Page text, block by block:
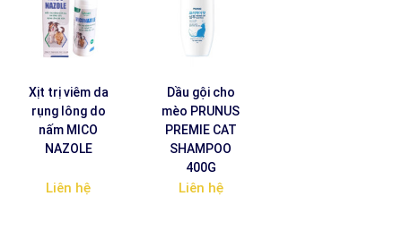
Xịt trị viêm da
rụng lông do
nấm MICO
NAZOLE
Liên hệ
Dầu gội cho
mèo PRUNUS
PREMIE CAT
SHAMPOO
400G
Liên hệ